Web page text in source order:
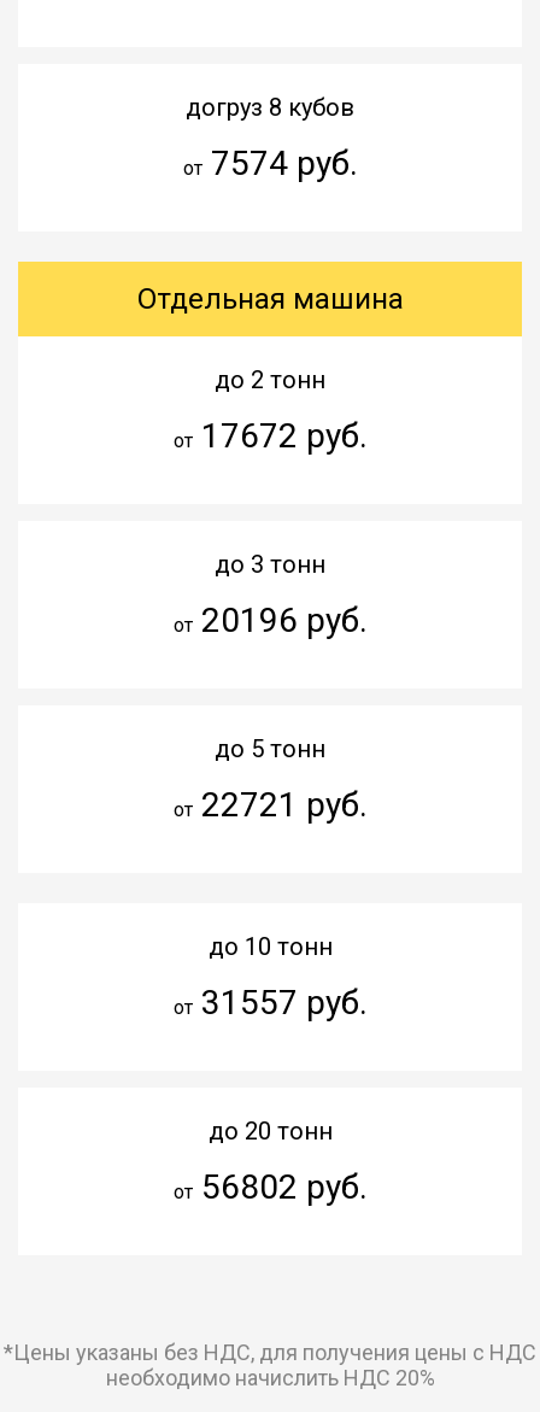
догруз 8 кубов
от7574 руб.
Отдельная машина
до 2 тонн
от17672 руб.
до 3 тонн
от20196 руб.
до 5 тонн
от22721 руб.
до 10 тонн
от31557 руб.
до 20 тонн
от56802 руб.
*Цены указаны без НДС, для получения цены с НДС
необходимо начислить НДС 20%